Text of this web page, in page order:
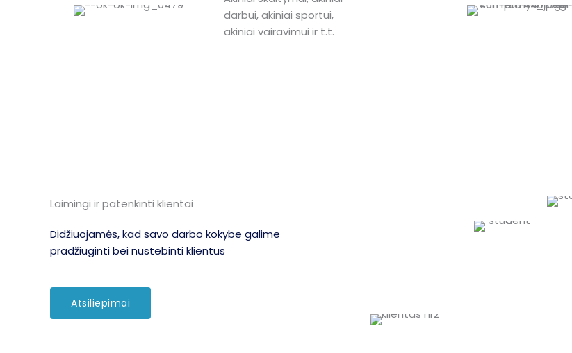
darbui, akiniai sportui,
akiniai vairavimui ir t.t.
Laimingi ir patenkinti klientai
Didžiuojamės, kad savo darbo kokybe galime
pradžiuginti bei nustebinti klientus
Atsiliepimai